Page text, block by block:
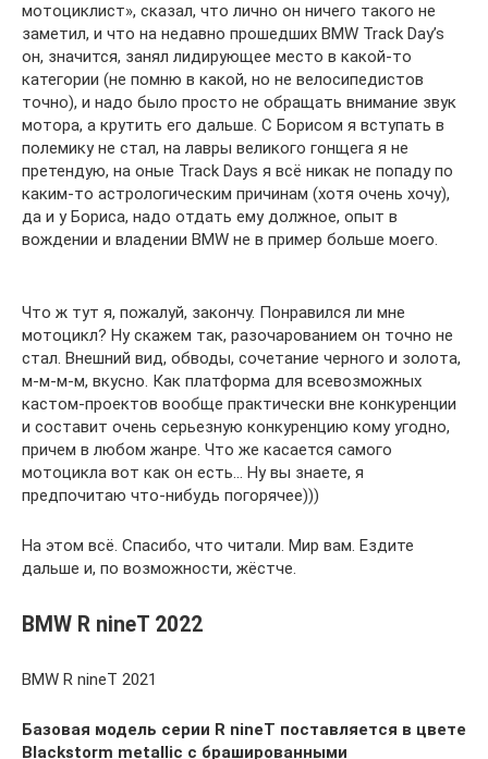
мотоциклист», сказал, что лично он ничего такого не
заметил, и что на недавно прошедших BMW Track Day’s
он, значится, занял лидирующее место в какой-то
категории (не помню в какой, но не велосипедистов
точно), и надо было просто не обращать внимание звук
мотора, а крутить его дальше. С Борисом я вступать в
полемику не стал, на лавры великого гонщега я не
претендую, на оные Track Days я всё никак не попаду по
каким-то астрологическим причинам (хотя очень хочу),
да и у Бориса, надо отдать ему должное, опыт в
вождении и владении BMW не в пример больше моего.
Что ж тут я, пожалуй, закончу. Понравился ли мне
мотоцикл? Ну скажем так, разочарованием он точно не
стал. Внешний вид, обводы, сочетание черного и золота,
м-м-м-м, вкусно. Как платформа для всевозможных
кастом-проектов вообще практически вне конкуренции
и составит очень серьезную конкуренцию кому угодно,
причем в любом жанре. Что же касается самого
мотоцикла вот как он есть… Ну вы знаете, я
предпочитаю что-нибудь погорячее)))
На этом всё. Спасибо, что читали. Мир вам. Ездите
дальше и, по возможности, жёстче.
BMW R nineT 2022
BMW R nineT 2021
Базовая модель серии R nineT поставляется в цвете
Blackstorm metallic с брашированными